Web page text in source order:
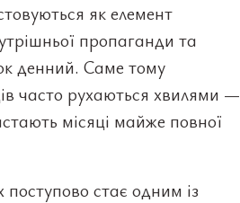
як елемент
пропаганди та
денний. Саме тому
часто рухаються хвилями —
місяці майже повної
стає одним із